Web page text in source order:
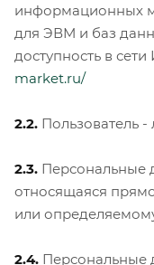
информационных
для ЭВМ и баз
доступность в
market.ru/
2.2. Пользователь
2.3. Персональные
относящаяся
или
2.4. Персональные